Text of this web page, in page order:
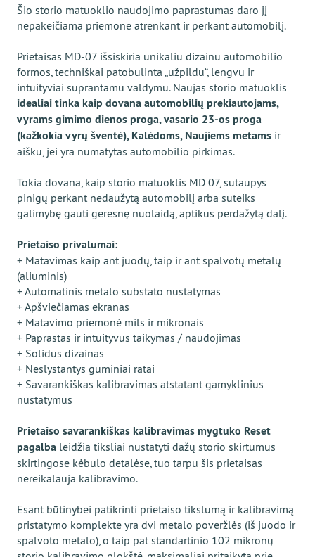
Šio storio matuoklio naudojimo paprastumas daro jį
nepakeičiama priemone atrenkant ir perkant automobilį.
Prietaisas MD-07 išsiskiria unikaliu dizainu automobilio
formos, techniškai patobulinta „užpildu“, lengvu ir
intuityviai suprantamu valdymu. Naujas storio matuoklis
idealiai tinka kaip dovana automobilių prekiautojams,
vyrams gimimo dienos proga, vasario 23-os proga
(kažkokia vyrų šventė), Kalėdoms, Naujiems metams ir
aišku, jei yra numatytas automobilio pirkimas.
Tokia dovana, kaip storio matuoklis MD 07, sutaupys
pinigų perkant nedaužytą automobilį arba suteiks
galimybę gauti geresnę nuolaidą, aptikus perdažytą dalį.
Prietaiso privalumai:
+ Matavimas kaip ant juodų, taip ir ant spalvotų metalų
(aliuminis)
+ Automatinis metalo substato nustatymas
+ Apšviečiamas ekranas
+ Matavimo priemonė mils ir mikronais
+ Paprastas ir intuityvus taikymas / naudojimas
+ Solidus dizainas
+ Neslystantys guminiai ratai
+ Savarankiškas kalibravimas atstatant gamyklinius
nustatymus
Prietaiso savarankiškas kalibravimas mygtuko Reset
pagalba leidžia tiksliai nustatyti dažų storio skirtumus
skirtingose kėbulo detalėse, tuo tarpu šis prietaisas
nereikalauja kalibravimo.
Esant būtinybei patikrinti prietaiso tikslumą ir kalibravimą
pristatymo komplekte yra dvi metalo poveržlės (iš juodo ir
spalvoto metalo), o taip pat standartinio 102 mikronų